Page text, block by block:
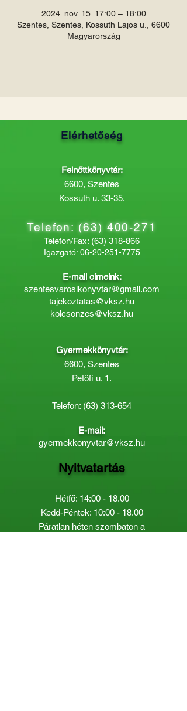
2024. nov. 15. 17:00 – 18:00
Szentes, Szentes, Kossuth Lajos u., 6600
Magyarország
Elérhetőség
Felnőttkönyvtár:
6600, Szentes
Kossuth u. 33-35.
Telefon:(63) 400-271
Telefon/Fax: (63) 318-866
Igazgató: 06-20-251-7775
E-mail címeink:
szentesvarosikonyvtar@gmail.com
tajekoztatas@vksz.hu
kolcsonzes@vksz.hu
Gyermekkönyvtár:
6600, Szentes
Petőfi u. 1.
Telefon: (63) 313-654
E-mail:
gyermekkonyvtar@vksz.hu
Nyitvatartás
Hétfő: 14:00 - 18.00
Kedd-Péntek: 10:00 - 18.00
Páratlan héten szombaton a